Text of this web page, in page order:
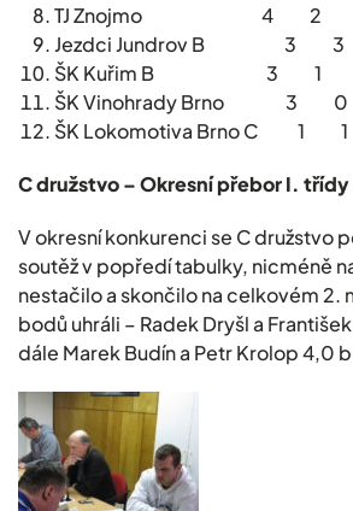
TJ Znojmo 4 2
Jezdci Jundrov B 3
ŠK Kuřim B 3 1
ŠK Vinohrady Brno
ŠK Lokomotiva Brno
C družstvo – Okresní přebor I.
V okresní konkurenci se C družstvo
soutěž v popředí tabulky, nicméně
nestačilo a skončilo na celkovém 2.
bodů uhráli – Radek Dryšl a
dále Marek Budín a Petr Krolop 4,0